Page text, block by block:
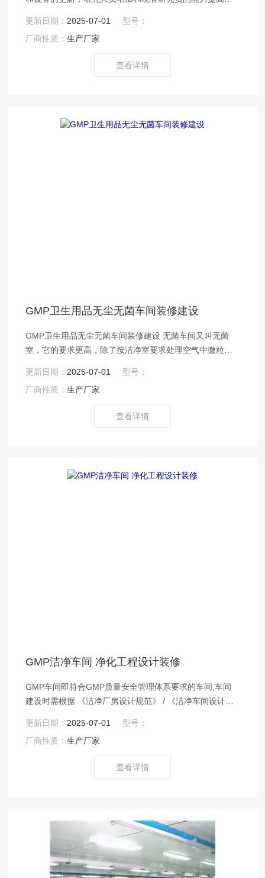
日常管理等方面的需要。设计主要考虑实验室的工艺流
程、特殊实验室和功能间的位置选择、建筑物内上层和下
更新日期： 2025-07-01
型号：
厂商性质：生产厂家
查看详情
GMP卫生用品无尘无菌车间装修建设
GMP卫生用品无尘无菌车间装修建设 无菌车间又叫无菌
室，它的要求更高，除了按洁净室要求处理空气中微粒
污染源，对灭菌室检查还需要对室内空气采样培养，以杜
绝感染源。 无尘无菌车间是指车间既达到无尘效果，又达
感零件不可能批量生产。
更新日期： 2025-07-01
型号：
厂商性质：生产厂家
查看详情
GMP洁净车间 净化工程设计装修
GMP车间即符合GMP质量安全管理体系要求的车间,车间
建设时需根据 《洁净厂房设计规范》 / 《洁净车间设计规
设计装修
更新日期： 2025-07-01
型号：
厂商性质：生产厂家
查看详情